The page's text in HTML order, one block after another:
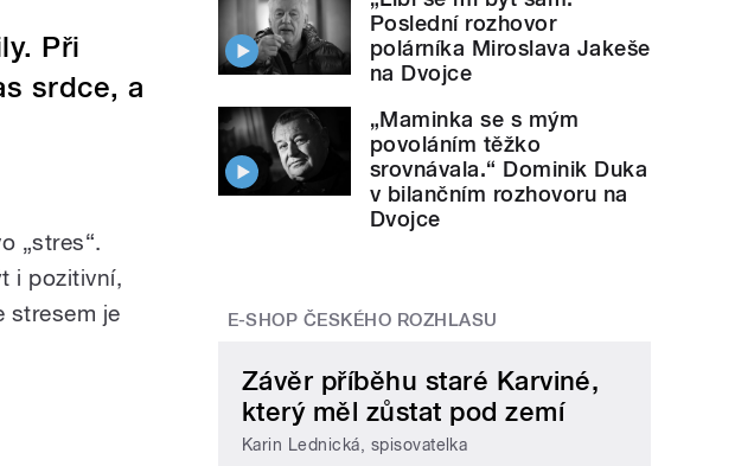
Při
srdce, a
„stres“.
i pozitivní,
stresem je
Poslední rozhovor
polárníka Miroslava Jakeše
na Dvojce
„Maminka se s mým
povoláním těžko
srovnávala.“ Dominik Duka
v bilančním rozhovoru na
Dvojce
E-SHOP ČESKÉHO ROZHLASU
Závěr příběhu staré Karviné,
který měl zůstat pod zemí
Karin Lednická, spisovatelka